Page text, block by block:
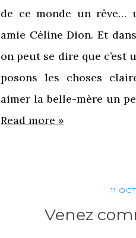
de ce monde un rêve…
amie Céline Dion. Et
on peut se dire que c’est
posons les choses
aimer la belle-mère un
Read more »
11
Venez